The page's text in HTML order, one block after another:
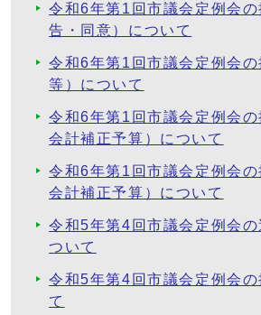
令和6年第1回市議会定例会の
告・同意）について
令和6年第1回市議会定例会の
等）について
令和6年第1回市議会定例会
会計補正予算）について
令和6年第1回市議会定例会の
会計補正予算）について
令和5年第4回市議会定例会の
ついて
令和5年第4回市議会定例会
て